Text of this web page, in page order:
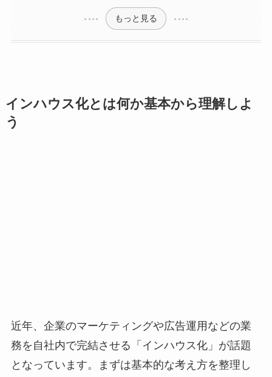
もっと見る
インハウス化とは何か基本から理解しよ
う
近年、企業のマーケティングや広告運用などの業
務を自社内で完結させる「インハウス化」が話題
となっています。まずは基本的な考え方を整理し